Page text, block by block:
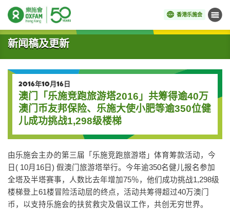
香港乐施会 菜单
开始主要内容
新闻稿及更新
2016年10月16日
澳门「乐施竞跑旅游塔2016」共筹得逾40万
澳门币友邦保险、乐施大使小肥等逾350位健
儿成功挑战1,298级楼梯
由乐施会主办的第三届「乐施竞跑旅游塔」体育筹款活动，今
日( 10月16日) 假澳门旅游塔举行。今年逾350名健儿报名参加
全塔及半塔赛事，人数比去年增加75％，他们成功挑战1,298级
楼梯登上61楼冒险活动层的终点，活动共筹得超过40万澳门
币，以支持乐施会的扶贫救灾及倡议工作，共创无穷世界。